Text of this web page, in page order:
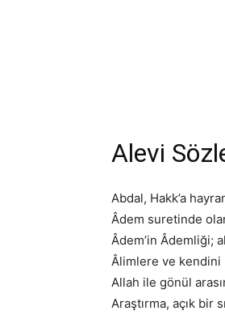
Alevi
Abdal, Hakk’a
Âdem suretinde
Âdem’in Âdemliği;
Âlimlere ve kendini
Allah ile gönül
Araştırma, açık bir